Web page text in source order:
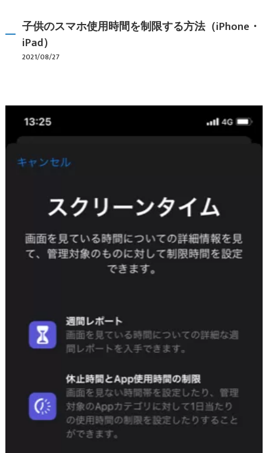
子供のスマホ使用時間を制限する方法（iPhone・
iPad）
2021/08/27